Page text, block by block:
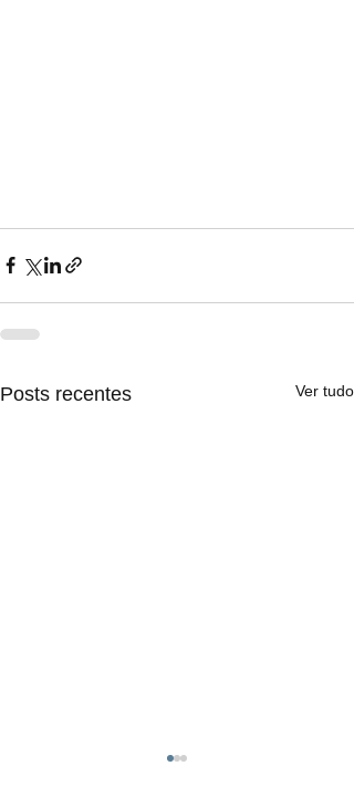
Posts recentes Ver tudo